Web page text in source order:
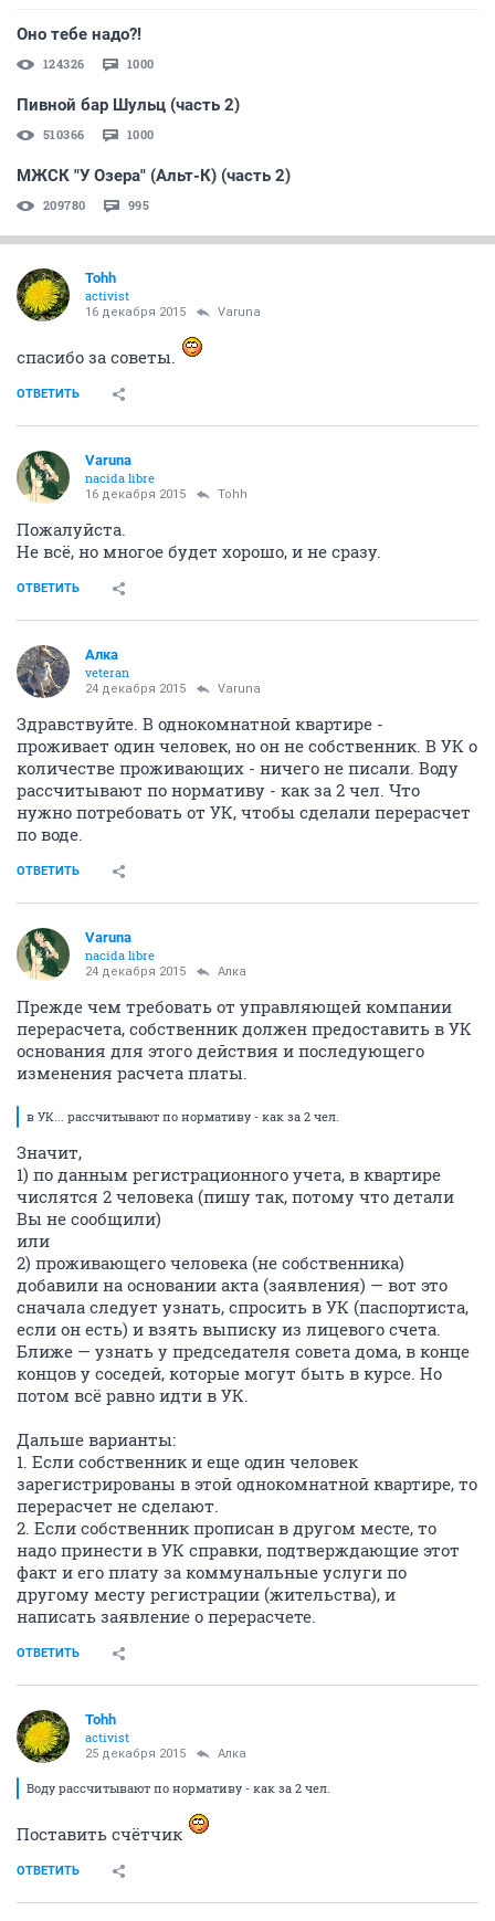
Оно тебе надо?!
124326 1000
Пивной бар Шульц (часть 2)
510366 1000
МЖСК "У Озера" (Альт-К) (часть 2)
209780 995
Tohh
activist
16 декабря 2015 Varuna
спасибо за советы.
ОТВЕТИТЬ
Varuna
nacida libre
16 декабря 2015 Tohh
Пожалуйста.
Не всё, но многое будет хорошо, и не сразу.
ОТВЕТИТЬ
Алка
veteran
24 декабря 2015 Varuna
Здравствуйте. В однокомнатной квартире -
проживает один человек, но он не собственник. В УК о
количестве проживающих - ничего не писали. Воду
рассчитывают по нормативу - как за 2 чел. Что
нужно потребовать от УК, чтобы сделали перерасчет
по воде.
ОТВЕТИТЬ
Varuna
nacida libre
24 декабря 2015 Алка
Прежде чем требовать от управляющей компании
перерасчета, собственник должен предоставить в УК
основания для этого действия и последующего
изменения расчета платы.
в УК... рассчитывают по нормативу - как за 2 чел.
Значит,
1) по данным регистрационного учета, в квартире
числятся 2 человека (пишу так, потому что детали
Вы не сообщили)
или
2) проживающего человека (не собственника)
добавили на основании акта (заявления) — вот это
сначала следует узнать, спросить в УК (паспортиста,
если он есть) и взять выписку из лицевого счета.
Ближе — узнать у председателя совета дома, в конце
концов у соседей, которые могут быть в курсе. Но
потом всё равно идти в УК.
Дальше варианты:
1. Если собственник и еще один человек
зарегистрированы в этой однокомнатной квартире, то
перерасчет не сделают.
2. Если собственник прописан в другом месте, то
надо принести в УК справки, подтверждающие этот
факт и его плату за коммунальные услуги по
другому месту регистрации (жительства), и
написать заявление о перерасчете.
ОТВЕТИТЬ
Tohh
activist
25 декабря 2015 Алка
Воду рассчитывают по нормативу - как за 2 чел.
Поставить счётчик
ОТВЕТИТЬ